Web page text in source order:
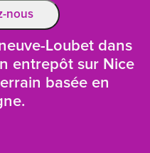
nous
Loubet dans
entrepôt sur Nice
basée en